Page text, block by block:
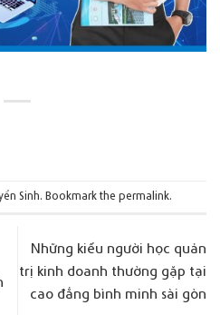
Sinh. Bookmark the permalink.
Những kiểu người học quản
trị kinh doanh thường gặp tại
cao đẳng bình minh sài gòn